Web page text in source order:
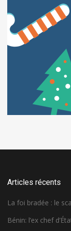
Articles récents
La foi bradée : le
Bénin: l’ex chef